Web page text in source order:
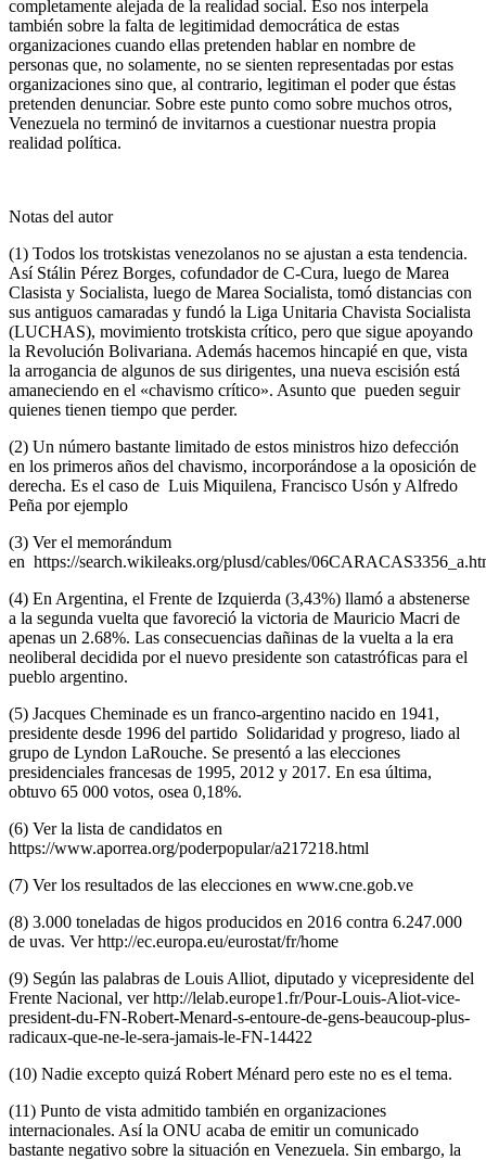
completamente alejada de la realidad social. Eso nos interpela
también sobre la falta de legitimidad democrática de estas
organizaciones cuando ellas pretenden hablar en nombre de
personas que, no solamente, no se sienten representadas por estas
organizaciones sino que, al contrario, legitiman el poder que éstas
pretenden denunciar. Sobre este punto como sobre muchos otros,
Venezuela no terminó de invitarnos a cuestionar nuestra propia
realidad política.
Notas del autor
(1) Todos los trotskistas venezolanos no se ajustan a esta tendencia.
Así Stálin Pérez Borges, cofundador de C-Cura, luego de Marea
Clasista y Socialista, luego de Marea Socialista, tomó distancias con
sus antiguos camaradas y fundó la Liga Unitaria Chavista Socialista
(LUCHAS), movimiento trotskista crítico, pero que sigue apoyando
la Revolución Bolivariana. Además hacemos hincapié en que, vista
la arrogancia de algunos de sus dirigentes, una nueva escisión está
amaneciendo en el «chavismo crítico». Asunto que pueden seguir
quienes tienen tiempo que perder.
(2) Un número bastante limitado de estos ministros hizo defección
en los primeros años del chavismo, incorporándose a la oposición de
derecha. Es el caso de Luis Miquilena, Francisco Usón y Alfredo
Peña por ejemplo
(3) Ver el memorándum
en https://search.wikileaks.org/plusd/cables/
(4) En Argentina, el Frente de Izquierda (3,43%) llamó a abstenerse
a la segunda vuelta que favoreció la victoria de Mauricio Macri de
apenas un 2.68%. Las consecuencias dañinas de la vuelta a la era
neoliberal decidida por el nuevo presidente son catastróficas para el
pueblo argentino.
(5) Jacques Cheminade es un franco-argentino nacido en 1941,
presidente desde 1996 del partido Solidaridad y progreso, liado al
grupo de Lyndon LaRouche. Se presentó a las elecciones
presidenciales francesas de 1995, 2012 y 2017. En esa última,
obtuvo 65 000 votos, osea 0,18%.
(6) Ver la lista de candidatos en
https://www.aporrea.org/poderpopular/a217218.html
(7) Ver los resultados de las elecciones en www.cne.gob.ve
(8) 3.000 toneladas de higos producidos en 2016 contra 6.247.000
de uvas. Ver http://ec.europa.eu/eurostat/fr/home
(9) Según las palabras de Louis Alliot, diputado y vicepresidente del
Frente Nacional, ver http://lelab.europe1.fr/Pour-Louis-Aliot-vice-
president-du-FN-Robert-Menard-s-entoure-de-gens-beaucoup-plus-
radicaux-que-ne-le-sera-jamais-le-FN-14422
(10) Nadie excepto quizá Robert Ménard pero este no es el tema.
(11) Punto de vista admitido también en organizaciones
internacionales. Así la ONU acaba de emitir un comunicado
bastante negativo sobre la situación en Venezuela. Sin embargo, la